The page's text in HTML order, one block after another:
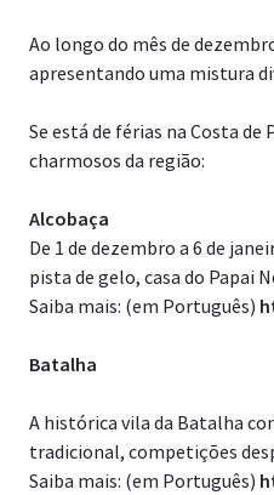
Ao longo do mês de
apresentando uma mistura
Se está de férias na Costa
charmosos da região:
Alcobaça
De 1 de dezembro a 6 de
pista de gelo, casa do Papai
Saiba mais: (em Português)
Batalha
A histórica vila da Batalha
tradicional, competições
Saiba mais: (em Português)